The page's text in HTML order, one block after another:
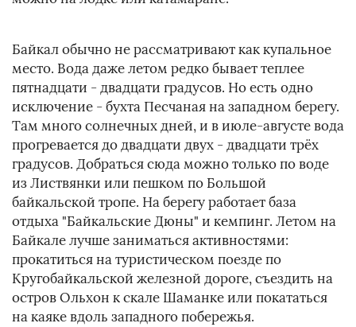
Байкал обычно не рассматривают как купальное
место. Вода даже летом редко бывает теплее
пятнадцати - двадцати градусов. Но есть одно
исключение - бухта Песчаная на западном берегу.
Там много солнечных дней, и в июле-августе вода
прогревается до двадцати двух - двадцати трёх
градусов. Добраться сюда можно только по воде
из Листвянки или пешком по Большой
байкальской тропе. На берегу работает база
отдыха "Байкальские Дюны" и кемпинг. Летом на
Байкале лучше заниматься активностями:
прокатиться на туристическом поезде по
Кругобайкальской железной дороге, съездить на
остров Ольхон к скале Шаманке или покататься
на каяке вдоль западного побережья.